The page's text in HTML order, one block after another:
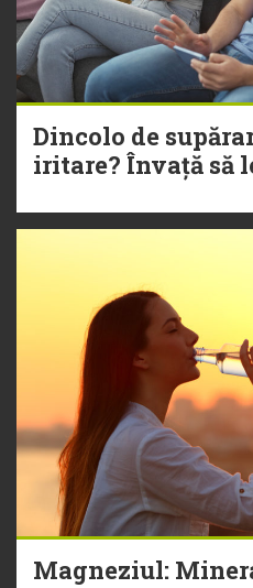
Dincolo de
iritare? Învață să
Magneziul: